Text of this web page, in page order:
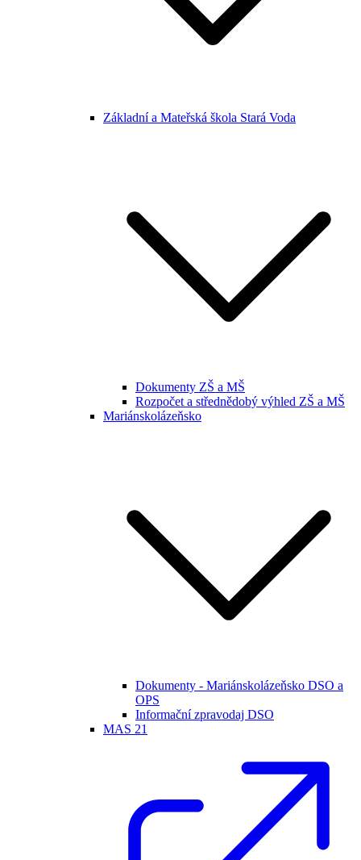
Základní a Mateřská škola Stará Voda
Dokumenty ZŠ a MŠ
Rozpočet a střednědobý výhled ZŠ a MŠ
Mariánskolázeňsko
Dokumenty - Mariánskolázeňsko DSO a
OPS
Informační zpravodaj DSO
MAS 21